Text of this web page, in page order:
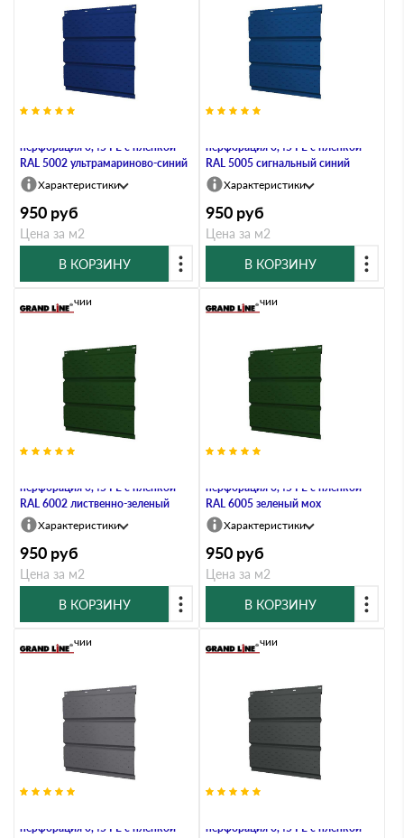
перфорация 0,45 PE с пленкой
RAL 5002 ультрамариново-синий
Характеристики
950 руб
Цена за м2
В КОРЗИНУ
перфорация 0,45 PE с пленкой
RAL 5005 сигнальный синий
Характеристики
950 руб
Цена за м2
В КОРЗИНУ
перфорация 0,45 PE с пленкой
RAL 6002 лиственно-зеленый
В наличии
Характеристики
950 руб
Цена за м2
В КОРЗИНУ
перфорация 0,45 PE с пленкой
RAL 6005 зеленый мох
В наличии
Характеристики
950 руб
Цена за м2
В КОРЗИНУ
перфорация 0,45 PE с пленкой
В наличии
перфорация 0,45 PE с пленкой
В наличии